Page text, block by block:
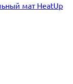
мат HeatUp